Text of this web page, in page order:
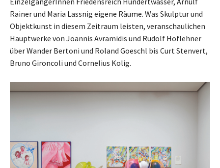
Rainer und Maria Lassnig eigene Räume. Was Skulptur und
Objektkunst in diesem Zeitraum leisten, veranschaulichen
Hauptwerke von Joannis Avramidis und Rudolf Hoflehner
über Wander Bertoni und Roland Goeschl bis Curt Stenvert,
Bruno Gironcoli und Cornelius Kolig.